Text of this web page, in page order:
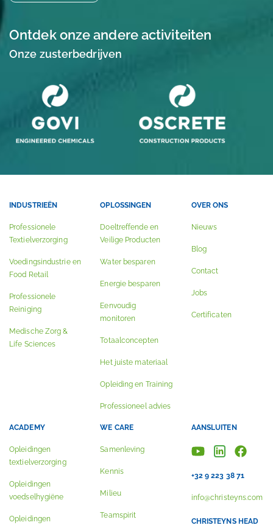
Ontdek onze andere activiteiten
Onze zusterbedrijven
INDUSTRIEËN
Professionele
Textielverzorging
Voedingsindustrie en
Food Retail
Professionele
Reiniging
Medische Zorg &
Life Sciences
OPLOSSINGEN
Doeltreffende en
Veilige Producten
Water besparen
Energie besparen
Eenvoudig
monitoren
Totaalconcepten
Het juiste materiaal
Opleiding en Training
Professioneel advies
OVER ONS
Nieuws
Blog
Contact
Jobs
Certificaten
ACADEMY
Opleidingen
textielverzorging
Opleidingen
voedselhygiëne
Opleidingen
WE CARE
Samenleving
Kennis
Milieu
Teamspirit
AANSLUITEN
+32 9 223 38 71
info@christeyns.com
CHRISTEYNS HEAD